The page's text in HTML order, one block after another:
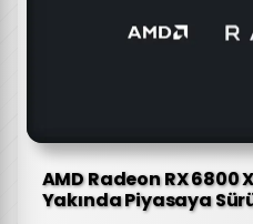
AMD Radeon RX 6800
Yakında Piyasaya